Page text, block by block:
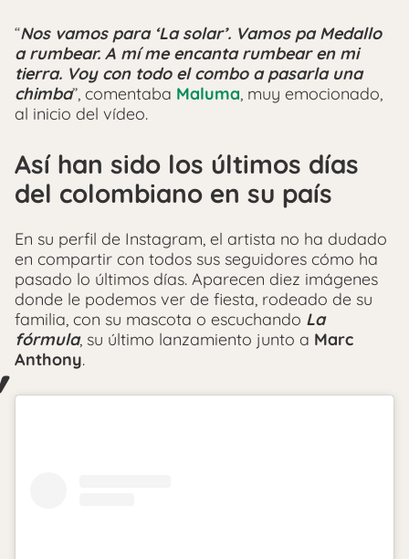
“Nos vamos para ‘La solar’. Vamos pa Medallo
a rumbear. A mí me encanta rumbear en mi
tierra. Voy con todo el combo a pasarla una
chimba”, comentaba Maluma, muy emocionado,
al inicio del vídeo.
Así han sido los últimos días
del colombiano en su país
En su perfil de Instagram, el artista no ha dudado
en compartir con todos sus seguidores cómo ha
pasado lo últimos días. Aparecen diez imágenes
donde le podemos ver de fiesta, rodeado de su
familia, con su mascota o escuchando La
fórmula, su último lanzamiento junto a Marc
Anthony.